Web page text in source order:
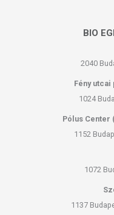
BIO
2040
Fény
1024
Pólus Center
1152
1072
1137